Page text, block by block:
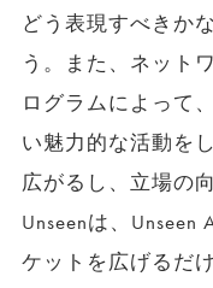
どう表現すべきか
う。また、ネット
ログラムによって
い魅力的な活動を
広がるし、立場の
Unseenは、Unseen
ケットを広げるだ